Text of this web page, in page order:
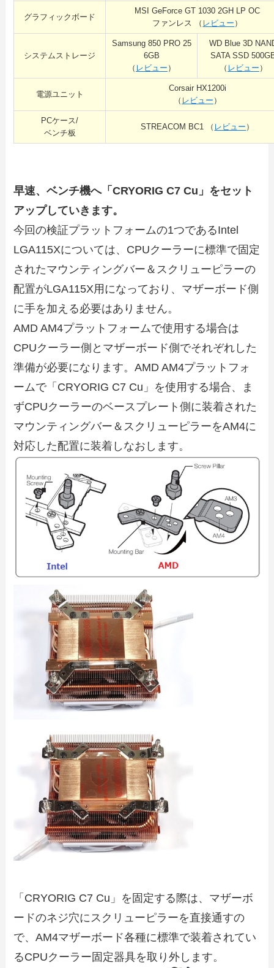
グラフィックボード
MSI GeForce GT 1030 2GH LP OC
ファンレス （ レビュー ）
システムストレージ
Samsung 850 PRO 25
6GB
（ レビュー ）
WD Blue 3D
SATA SSD
（ レビュー ）
電源ユニット
Corsair HX1200i
（ レビュー ）
PCケース/
ベンチ板
STREACOM BC1 （ レビュー ）
早速、ベンチ機へ「CRYORIG C7 Cu」をセット
アップしていきます。
今回の検証プラットフォームの1つであるIntel
LGA115Xについては、CPUクーラーに標準で固定
されたマウンティングバー＆スクリューピラーの
配置がLGA115X用になっており、マザーボード側
に手を加える必要はありません。
AMD AM4プラットフォームで使用する場合は
CPUクーラー側とマザーボード側でそれぞれした
準備が必要になります。AMD AM4プラットフォ
ームで「CRYORIG C7 Cu」を使用する場合、ま
ずCPUクーラーのベースプレート側に装着された
マウンティングバー＆スクリューピラーをAM4に
対応した配置に装着しなおします。
「CRYORIG C7 Cu」を固定する際は、マザーボ
ードのネジ穴にスクリューピラーを直接通すの
で、AM4マザーボード各種に標準で装着されてい
るCPUクーラー固定器具を取り外します。